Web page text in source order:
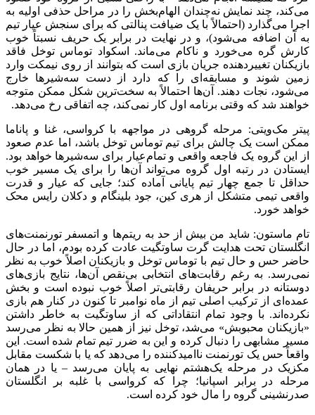
می‌کند، چند نمایش نه‌چندان الهام‌بخش را در مراحل حذفی اولیه به
اجرا می‌گذارد (احتمالاً با یک ضیافت پنالتی که برای سنجش عیار تیم
به آن اضافه می‌شود)، و در نهایت در برابر یک حریف نسبتاً خوب
کارش گره می‌خورد و ناکام می‌ماند. اسکواد توماس توخل فاقد
بازیکنان تغییردهنده جریان بازی است که بتوانند از روی نیمکت وارد
زمین شوند و مسابقه‌ای را که دارد از دست سه‌شیرها خارج
می‌شود، نجات دهند. آن‌ها احتمالاً به سخت‌ترین شکل ممکن متوجه
خواهند شد که وقتی برنامه اول کار نمی‌کند، چه اتفاقی رخ می‌دهد.
پیتر مک‌ویتی: مرحله گروهی در مواجهه با کرواسی، غنا و پاناما
ممکن است یک چالش برای تیم توماس توخل باشد، اما عدم صعود
از این گروه یک فاجعه واقعی و تمام‌عیار برای سه‌شیرها خواهد بود.
ایستادن در رتبه اول گروه می‌تواند آن‌ها را برای یک مسیر خوب
حداقل تا جمع چهار تیم پایانی آماده کند؛ جایی که عیار و قدرت
واقعی تیمی متشکل از هری کین، جود بلینگام و دکلان رایس محک
خواهد خورد.
تام ماستون: شاید من بیش از حد به ریتم‌ها و اتمسفر تورنمنت‌های
انگلستان تحت هدایت گرت ساوتگیت عادت کرده بودم، اما در حال
حاضر حس و حال تیم با توماس توخل و بازیکنان اصلاً خوب به نظر
نمی‌رسد. به رغم رقابت‌های انتخابی بی‌نقص آن‌ها، نتایج بازی‌های
دوستانه در برابر حریفان رقابتی‌تر اصلاً خوب نبوده است و بخش
عمده‌ای از ترکیب اصلی تیم از ماه نوامبر تا کنون در کنار هم بازی
نکرده‌اند. با وجود تمام انتقاداتی که از ساوتگیت به خاطر داشتن
«بازیکنان محبوبش» می‌شد، توخل نیز از همین حالا به نظر می‌رسد
مسیر مشابهی را دنبال کرده و این به ضرر تیم تمام شده است. این
واقعاً حس یک تورنمنت ناامیدکننده را می‌دهد که یا با شکست مقابل
مکزیک در مرحله یک‌هشتم نهایی به پایان می‌رسد – یا در همان
مرحله در برابر اسپانیا؛ چرا که کرواسی با غلبه بر انگلستان
صدرنشینی گروه را مال خود کرده است.